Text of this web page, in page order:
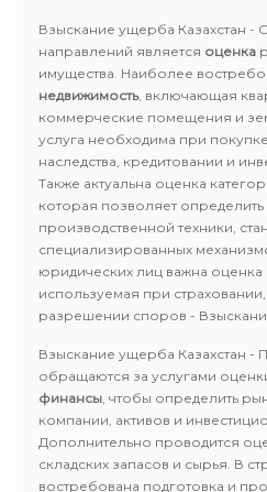
Взыскание ущерба Казахстан -
направлений является оценка
имущества. Наиболее
недвижимость, включающая
коммерческие помещения и
услуга необходима при
наследства, кредитовании и
Также актуальна оценка
которая позволяет определить
производственной техники,
специализированных
юридических лиц важна оценка
используемая при
разрешении споров -
Взыскание ущерба Казахстан -
обращаются за услугами
финансы, чтобы определить
компании, активов и
Дополнительно проводится
складских запасов и сырья. В
востребована подготовка и